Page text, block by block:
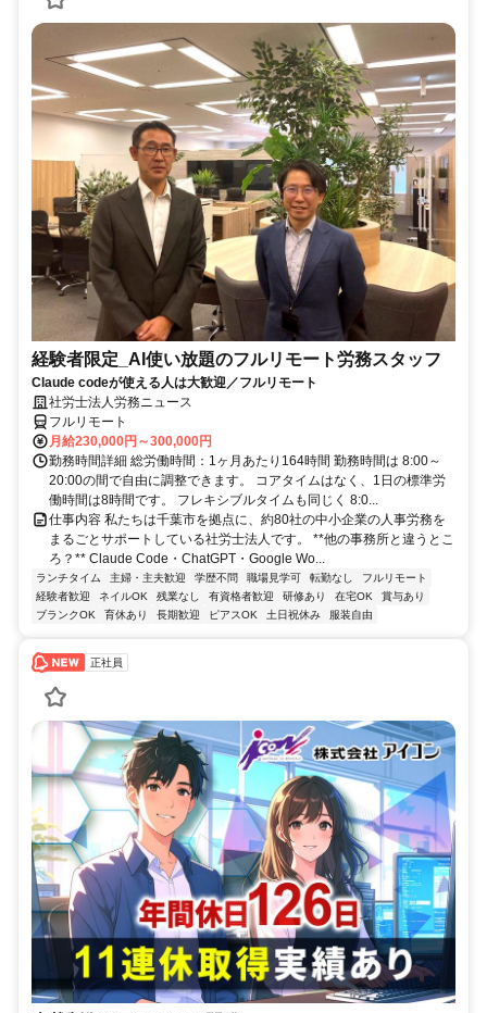
経験者限定_AI使い放題のフルリモート労務スタッフ
Claude codeが使える人は大歓迎／フルリモート
社労士法人労務ニュース
フルリモート
月給230,000円～300,000円
勤務時間詳細 総労働時間：1ヶ月あたり164時間 勤務時間は 8:00～
20:00の間で自由に調整できます。 コアタイムはなく、1日の標準労
働時間は8時間です。 フレキシブルタイムも同じく 8:0...
仕事内容 私たちは千葉市を拠点に、約80社の中小企業の人事労務を
まるごとサポートしている社労士法人です。 **他の事務所と違うとこ
ろ？** Claude Code・ChatGPT・Google Wo...
ランチタイム 主婦・主夫歓迎 学歴不問 職場見学可 転勤なし
フルリモート
経験者歓迎
ネイルOK 残業なし 有資格者歓迎 研修あり 在宅OK
賞与あり
ブランクOK
育休あり 長期歓迎 ピアスOK 土日祝休み 服装自由
正社員